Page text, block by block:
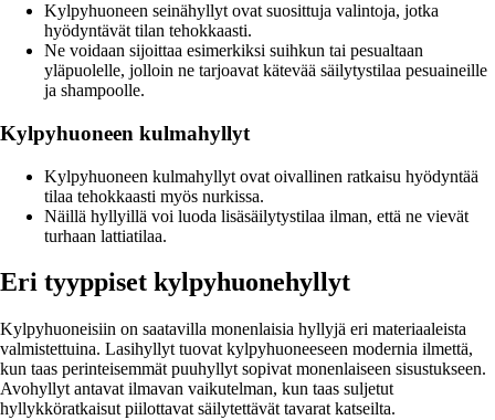
Kylpyhuoneen seinähyllyt ovat suosittuja valintoja, jotka
hyödyntävät tilan tehokkaasti.
Ne voidaan sijoittaa esimerkiksi suihkun tai pesualtaan
yläpuolelle, jolloin ne tarjoavat kätevää säilytystilaa pesuaineille
ja shampoolle.
Kylpyhuoneen kulmahyllyt
Kylpyhuoneen kulmahyllyt ovat oivallinen ratkaisu hyödyntää
tilaa tehokkaasti myös nurkissa.
Näillä hyllyillä voi luoda lisäsäilytystilaa ilman, että ne vievät
turhaan lattiatilaa.
Eri tyyppiset kylpyhuonehyllyt
Kylpyhuoneisiin on saatavilla monenlaisia hyllyjä eri materiaaleista
valmistettuina. Lasihyllyt tuovat kylpyhuoneeseen modernia ilmettä,
kun taas perinteisemmät puuhyllyt sopivat monenlaiseen sisustukseen.
Avohyllyt antavat ilmavan vaikutelman, kun taas suljetut
hyllykköratkaisut piilottavat säilytettävät tavarat katseilta.